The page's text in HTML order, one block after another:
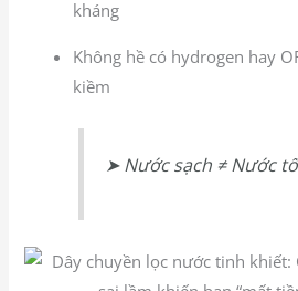
kháng
Không hề có hydrogen hay
kiềm
➤ Nước sạch ≠ Nước